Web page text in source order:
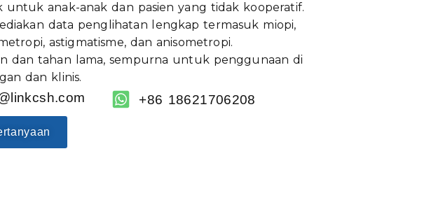
untuk anak-anak dan pasien yang tidak kooperatif.
data penglihatan lengkap termasuk miopi,
astigmatisme, dan anisometropi.
dan tahan lama, sempurna untuk penggunaan di
dan klinis.
+86 18621706208